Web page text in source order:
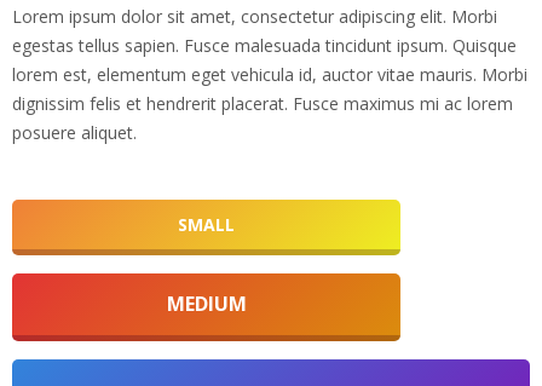
Lorem ipsum dolor sit amet, consectetur adipiscing elit. Morbi
egestas tellus sapien. Fusce malesuada tincidunt ipsum. Quisque
lorem est, elementum eget vehicula id, auctor vitae mauris. Morbi
dignissim felis et hendrerit placerat. Fusce maximus mi ac lorem
posuere aliquet.
SMALL
MEDIUM